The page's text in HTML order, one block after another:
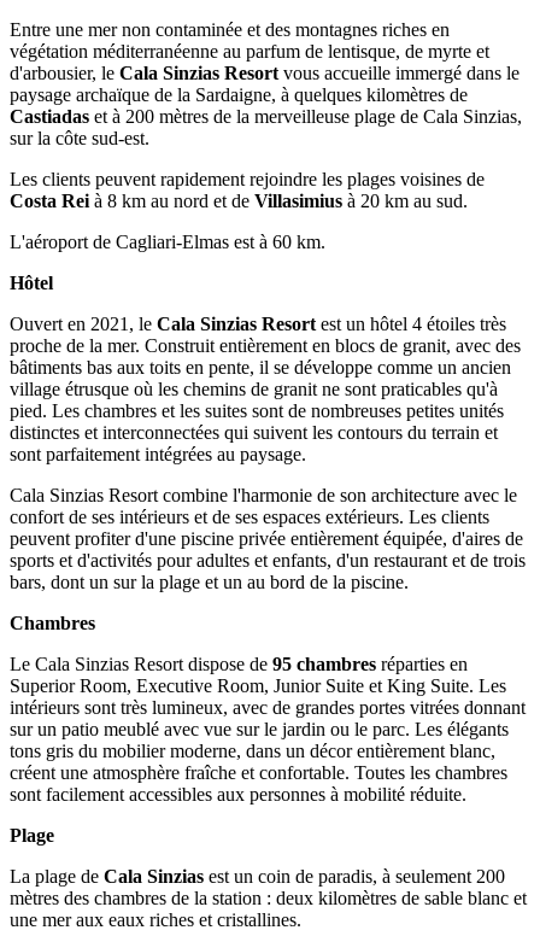
Entre une mer non contaminée et des montagnes riches en
végétation méditerranéenne au parfum de lentisque, de myrte et
d'arbousier, le Cala Sinzias Resort vous accueille immergé dans le
paysage archaïque de la Sardaigne, à quelques kilomètres de
Castiadas et à 200 mètres de la merveilleuse plage de Cala Sinzias,
sur la côte sud-est.
Les clients peuvent rapidement rejoindre les plages voisines de
Costa Rei à 8 km au nord et de Villasimius à 20 km au sud.
L'aéroport de Cagliari-Elmas est à 60 km.
Hôtel
Ouvert en 2021, le Cala Sinzias Resort est un hôtel 4 étoiles très
proche de la mer. Construit entièrement en blocs de granit, avec des
bâtiments bas aux toits en pente, il se développe comme un ancien
village étrusque où les chemins de granit ne sont praticables qu'à
pied. Les chambres et les suites sont de nombreuses petites unités
distinctes et interconnectées qui suivent les contours du terrain et
sont parfaitement intégrées au paysage.
Cala Sinzias Resort combine l'harmonie de son architecture avec le
confort de ses intérieurs et de ses espaces extérieurs. Les clients
peuvent profiter d'une piscine privée entièrement équipée, d'aires de
sports et d'activités pour adultes et enfants, d'un restaurant et de trois
bars, dont un sur la plage et un au bord de la piscine.
Chambres
Le Cala Sinzias Resort dispose de 95 chambres réparties en
Superior Room, Executive Room, Junior Suite et King Suite. Les
intérieurs sont très lumineux, avec de grandes portes vitrées donnant
sur un patio meublé avec vue sur le jardin ou le parc. Les élégants
tons gris du mobilier moderne, dans un décor entièrement blanc,
créent une atmosphère fraîche et confortable. Toutes les chambres
sont facilement accessibles aux personnes à mobilité réduite.
Plage
La plage de Cala Sinzias est un coin de paradis, à seulement 200
mètres des chambres de la station : deux kilomètres de sable blanc et
une mer aux eaux riches et cristallines.